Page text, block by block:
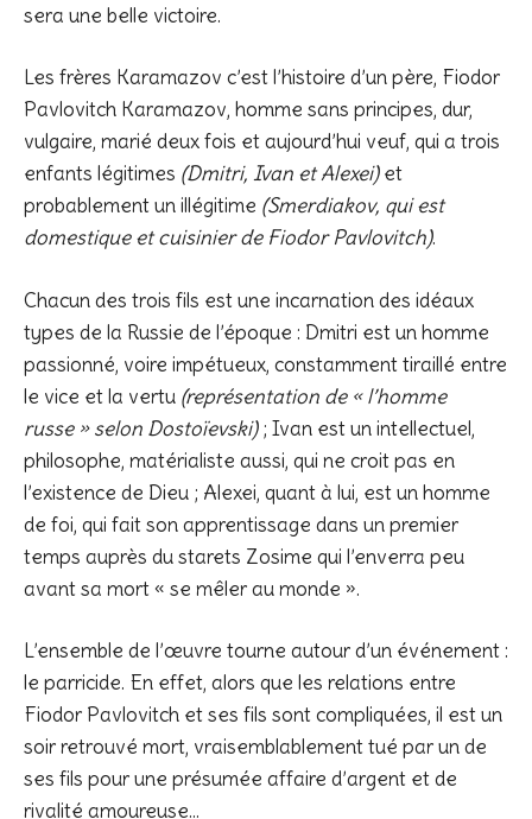
sera une belle victoire.
Les frères Karamazov c’est l’histoire d’un père, Fiodor
Pavlovitch Karamazov, homme sans principes, dur,
vulgaire, marié deux fois et aujourd’hui veuf, qui a trois
enfants légitimes (Dmitri, Ivan et Alexei)et
probablement un illégitime (Smerdiakov, qui est
domestique et cuisinier de Fiodor Pavlovitch).
Chacun des trois fils est une incarnation des idéaux
types de la Russie de l’époque : Dmitri est un homme
passionné, voire impétueux, constamment tiraillé entre
le vice et la vertu (représentation de « l’homme
russe » selon Dostoïevski); Ivan est un intellectuel,
philosophe, matérialiste aussi, qui ne croit pas en
l’existence de Dieu ; Alexei, quant à lui, est un homme
de foi, qui fait son apprentissage dans un premier
temps auprès du starets Zosime qui l’enverra peu
avant sa mort « se mêler au monde ».
L’ensemble de l’œuvre tourne autour d’un événement :
le parricide. En effet, alors que les relations entre
Fiodor Pavlovitch et ses fils sont compliquées, il est un
soir retrouvé mort, vraisemblablement tué par un de
ses fils pour une présumée affaire d’argent et de
rivalité amoureuse…